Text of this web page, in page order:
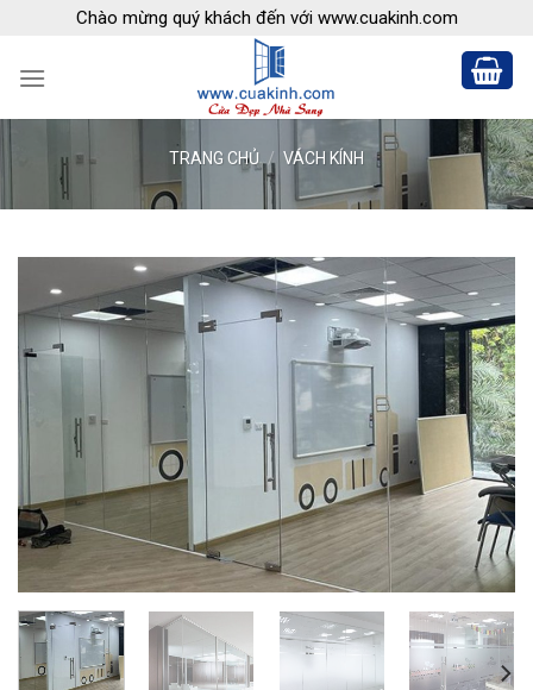
content
Chào mừng quý khách đến với www.cuakinh.com
TRANG CHỦ / VÁCH KÍNH